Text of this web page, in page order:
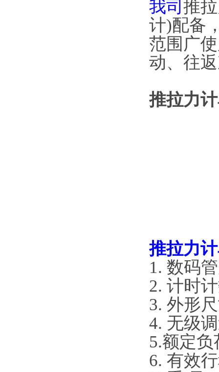
我司 推
计)配备
范围广
动、往
推拉力
推拉力
1. 数码
2. 计时
3. 外形
4. 无级
5.额定负
6. 有效